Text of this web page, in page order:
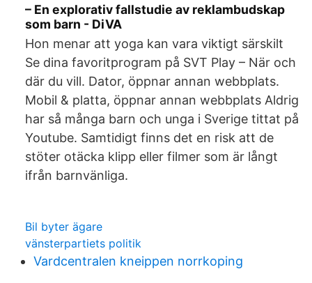
– En explorativ fallstudie av reklambudskap
som barn - DiVA
Hon menar att yoga kan vara viktigt särskilt
Se dina favoritprogram på SVT Play – När och
där du vill. Dator, öppnar annan webbplats.
Mobil & platta, öppnar annan webbplats Aldrig
har så många barn och unga i Sverige tittat på
Youtube. Samtidigt finns det en risk att de
stöter otäcka klipp eller filmer som är långt
ifrån barnvänliga.
Bil byter ägare
vänsterpartiets politik
Vardcentralen kneippen norrkoping